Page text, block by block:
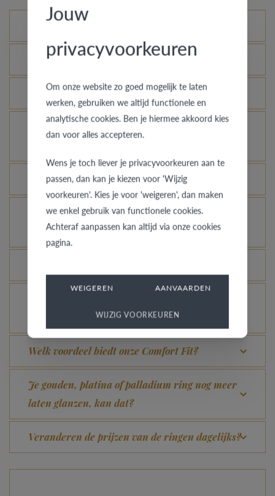
Wat is het echtheidscertificaat?
Hoe blijft je gouden ring er als nieuw uitzien?
Voor welke ringen is de diefstalverzekering
Kan elke ring gegraveerd worden?
Hoe kan ik zien hoe de ring er uit ziet in een
andere kleur of breedte?
verandert in champagnekleur?
Welk voordeel biedt onze Comfort Fit?
Je gouden, platina of palladium ring nog meer
laten glanzen, kan dat?
Veranderen de prijzen van de ringen dagelijks?
Jouw
privacyvoorkeuren
Om onze website zo goed mogelijk te laten
werken, gebruiken we altijd functionele en
analytische cookies. Ben je hiermee akkoord kies
dan voor alles accepteren.
Wens je toch liever je privacyvoorkeuren aan te
passen, dan kan je kiezen voor 'Wijzig
voorkeuren'. Kies je voor 'weigeren', dan maken
we enkel gebruik van functionele cookies.
Achteraf aanpassen kan altijd via onze cookies
pagina.
WEIGEREN AANVAARDEN
WIJZIG VOORKEUREN